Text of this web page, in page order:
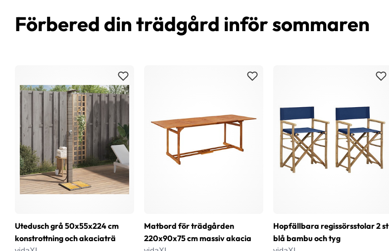
Förbered din trädgård inför sommaren
Utedusch grå 50x55x224 cm
konstrottning och akaciaträ
Matbord för trädgården
220x90x75 cm massiv akacia
Hopfällbara regissörsstolar 2 st
blå bambu och tyg